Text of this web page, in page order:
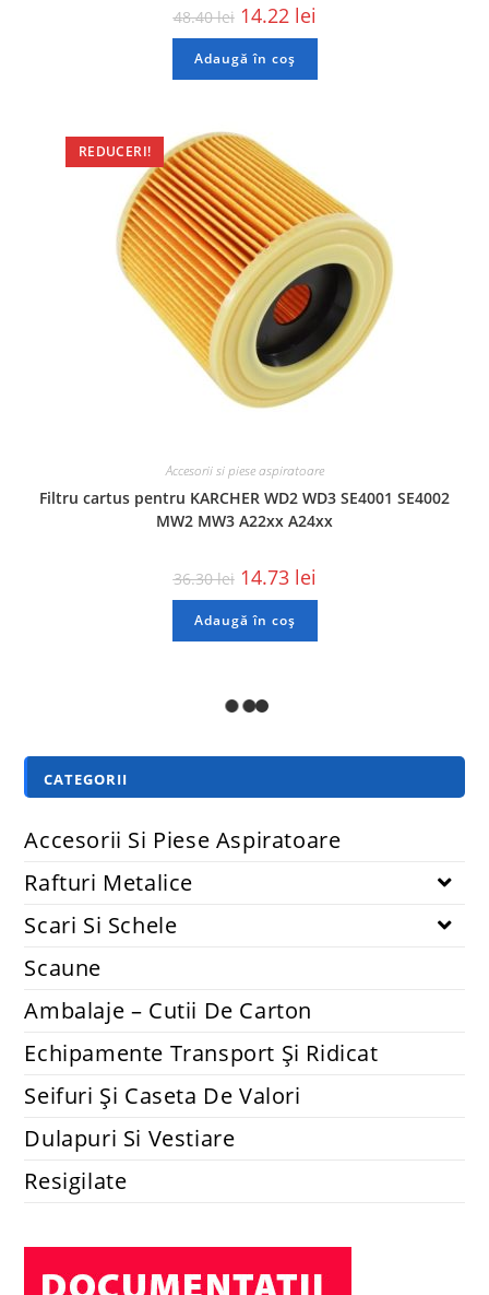
48.40lei 14.22 lei
Adaugă în coș
REDUCERI!
Accesorii si piese aspiratoare
Filtru cartus pentru KARCHER WD2 WD3 SE4001 SE4002
MW2 MW3 A22xx A24xx
36.30lei 14.73 lei
Adaugă în coș
Set 2 lavete mopuri compatibile cu robot Xiaomi Mi Robot